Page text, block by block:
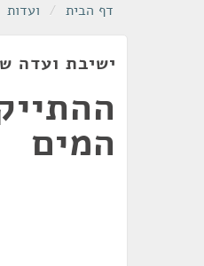
דף הבית / ועדות
ישיבת ועדה של הכנסת
המים